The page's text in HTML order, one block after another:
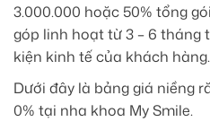
3.000.000 hoặc 50% tổng
góp linh hoạt từ 3 – 6 tháng
kiện kinh tế của khách hàng.
Dưới đây là bảng giá niềng
0% tại nha khoa My Smile.